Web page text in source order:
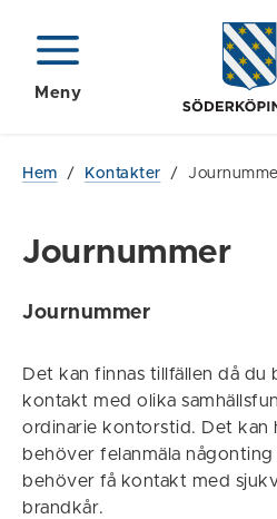
Meny
Hem / Kontakter /
Journummer
Journummer
Det kan finnas tillfällen då du
kontakt med olika
ordinarie kontorstid. Det kan
behöver felanmäla
behöver få kontakt med
brandkår.